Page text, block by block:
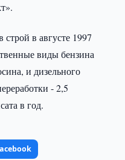
в августе 1997
виды бензина
и дизельного
- 2,5
в год.